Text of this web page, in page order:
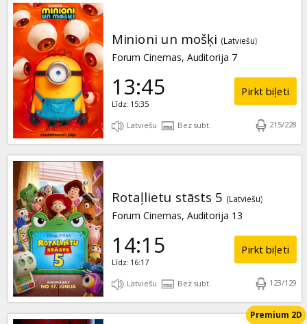
Kino
Klubs
Minioni un mošķi (Latviešu)
Forum Cinemas, Auditorija 7
13:45
Līdz: 15:35
Pirkt biļeti
Latviešu Bez subt. 215/228
Rotaļlietu stāsts 5 (Latviešu)
Forum Cinemas, Auditorija 13
14:15
Līdz: 16:17
Pirkt biļeti
Latviešu Bez subt. 123/129
Premium 2D